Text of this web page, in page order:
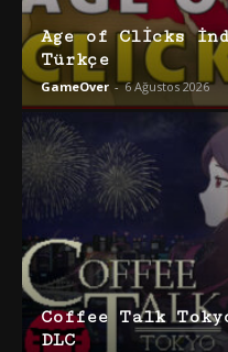
Age of Clicks
Türkçe
GameOver - 6 Ağustos 2026
Coffee Talk
DLC